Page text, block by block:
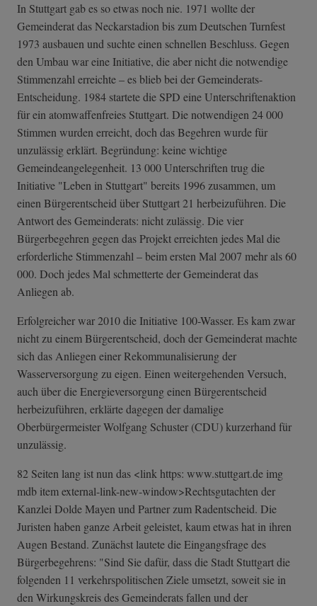
In Stuttgart gab es so etwas noch nie. 1971 wollte der
Gemeinderat das Neckarstadion bis zum Deutschen Turnfest
1973 ausbauen und suchte einen schnellen Beschluss. Gegen
den Umbau war eine Initiative, die aber nicht die notwendige
Stimmenzahl erreichte – es blieb bei der Gemeinderats-
Entscheidung. 1984 startete die SPD eine Unterschriftenaktion
für ein atomwaffenfreies Stuttgart. Die notwendigen 24 000
Stimmen wurden erreicht, doch das Begehren wurde für
unzulässig erklärt. Begründung: keine wichtige
Gemeindeangelegenheit. 13 000 Unterschriften trug die
Initiative "Leben in Stuttgart" bereits 1996 zusammen, um
einen Bürgerentscheid über Stuttgart 21 herbeizuführen. Die
Antwort des Gemeinderats: nicht zulässig. Die vier
Bürgerbegehren gegen das Projekt erreichten jedes Mal die
erforderliche Stimmenzahl – beim ersten Mal 2007 mehr als 60
000. Doch jedes Mal schmetterte der Gemeinderat das
Anliegen ab.
Erfolgreicher war 2010 die Initiative 100-Wasser. Es kam zwar
nicht zu einem Bürgerentscheid, doch der Gemeinderat machte
sich das Anliegen einer Rekommunalisierung der
Wasserversorgung zu eigen. Einen weitergehenden Versuch,
auch über die Energieversorgung einen Bürgerentscheid
herbeizuführen, erklärte dagegen der damalige
Oberbürgermeister Wolfgang Schuster (CDU) kurzerhand für
unzulässig.
82 Seiten lang ist nun das <link https: www.stuttgart.de img
mdb item external-link-n­ew-window>Recht­sgutachten der
Kanzlei Dolde Mayen und Partner zum Radentscheid. Die
Juristen haben ganze Arbeit geleistet, kaum etwas hat in ihren
Augen Bestand. Zunächst lautete die Eingangsfrage des
Bürgerbegehrens: "Sind Sie dafür, dass die Stadt Stuttgart die
folgenden 11 verkehrspolitischen Ziele umsetzt, soweit sie in
den Wirkungskreis des Gemeinderats fallen und der